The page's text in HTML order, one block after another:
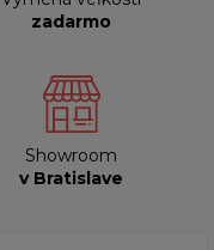
zadarmo
Showroom
v Bratislave